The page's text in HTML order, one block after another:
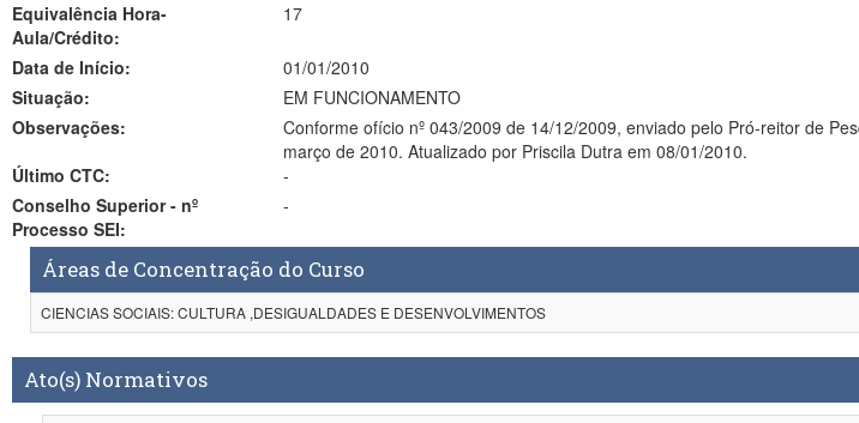
Equivalência Hora-
Aula/Crédito:
17
Data de Início:
01/01/2010
Situação:
EM FUNCIONAMENTO
Observações:
Conforme ofício nº 043/2009 de 14/12/2009, enviado pelo Pró-reitor de
março de 2010. Atualizado por Priscila Dutra em 08/01/2010.
Último CTC:
-
Conselho Superior - nº
Processo SEI:
-
Áreas de Concentração do Curso
CIENCIAS SOCIAIS: CULTURA ,DESIGUALDADES E DESENVOLVIMENTOS
Ato(s) Normativos